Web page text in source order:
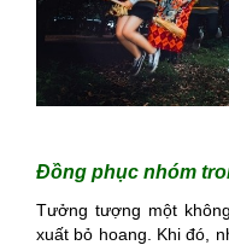
Đồng phục nhóm
Tưởng tượng một
xuất bỏ hoang. Khi đó,